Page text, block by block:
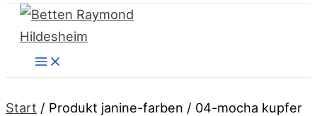
Start / Produkt janine-farben / 04-mocha kupfer